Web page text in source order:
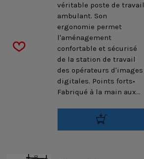
véritable poste de travail
ambulant. Son
ergonomie permet
l'aménagement
confortable et sécurisé
de la station de travail
des opérateurs d'images
digitales. Points forts•
Fabriqué à la main aux...